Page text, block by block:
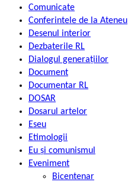
Comunicate
Conferintele de la Ateneu
Desenul interior
Dezbaterile RL
Dialogul generațiilor
Document
Documentar RL
DOSAR
Dosarul artelor
Eseu
Etimologii
Eu și comunismul
Eveniment
Bicentenar